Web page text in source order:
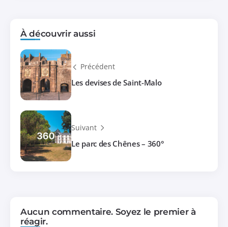
À découvrir aussi
Précédent
Les devises de Saint-Malo
Suivant
Le parc des Chênes – 360°
Aucun commentaire. Soyez le premier à
réagir.